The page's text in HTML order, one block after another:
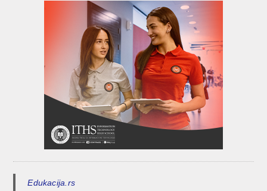
Edukacija.rs